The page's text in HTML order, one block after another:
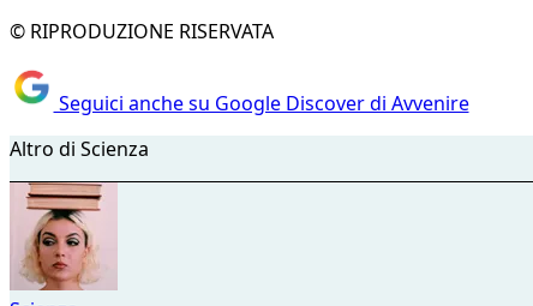
© RIPRODUZIONE RISERVATA
Seguici anche su Google Discover di Avvenire
Altro di Scienza